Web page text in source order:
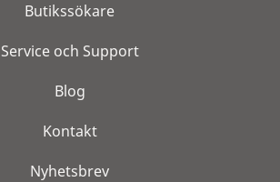
Butikssökare
Service och Support
Blog
Kontakt
Nyhetsbrev